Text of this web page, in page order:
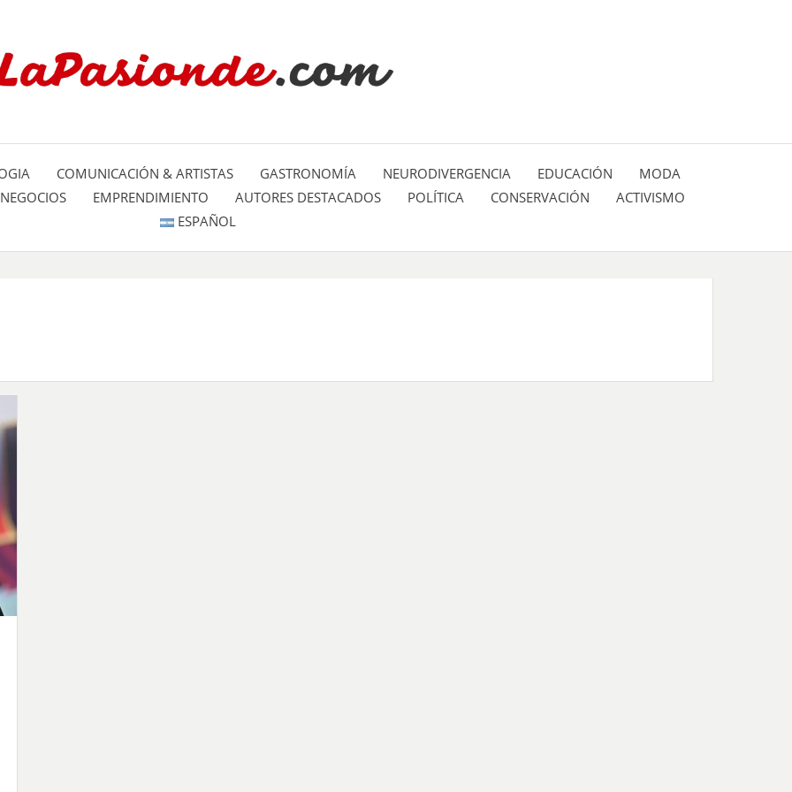
LA PASIÓN DE:
COMUNICACIÓN & ARTISTAS GASTRONOMÍA NEURODIVERGENCIA EDUCACIÓN
MODA
NEGOCIOS EMPRENDIMIENTO AUTORES DESTACADOS POLÍTICA CONSERVACIÓN
ACTIVISMO
ESPAÑOL